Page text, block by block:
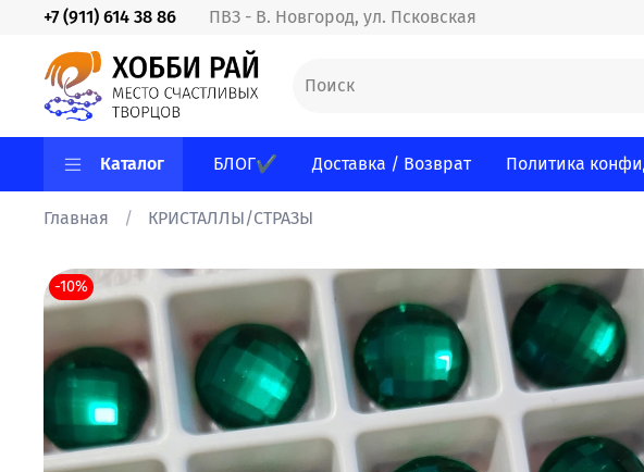
ПВЗ - В. Новгород, ул. Псковская
+7 (911) 614 38 86
Каталог БЛОГ✔ Доставка / Возврат Политика
Главная КРИСТАЛЛЫ/СТРАЗЫ
-10%